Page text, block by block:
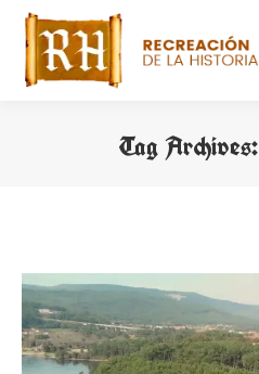
Tag Archives: